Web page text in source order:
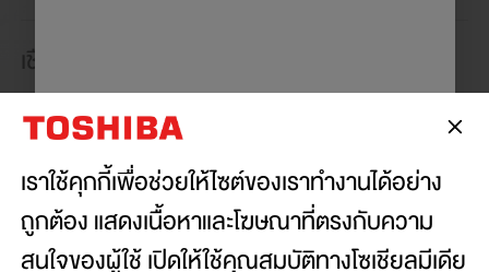
เชื่อมต่อกับเรา:
Copyright© 2026 Toshiba Thailand Co., Ltd., All
Rights Reserved.
เราใช้คุกกี้เพื่อช่วยให้ไซต์ของเราทำงานได้อย่าง
ถูกต้อง แสดงเนื้อหาและโฆษณาที่ตรงกับความ
สนใจของผู้ใช้ เปิดให้ใช้คุณสมบัติทางโซเชียลมีเดีย